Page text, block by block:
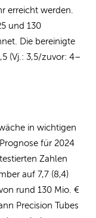
erreicht werden.
und 130
Die bereinigte
(Vj.: 3,5/zuvor: 4–
in wichtigen
für 2024
Zahlen
auf 7,7 (8,4)
rund 130 Mio. €
Precision Tubes